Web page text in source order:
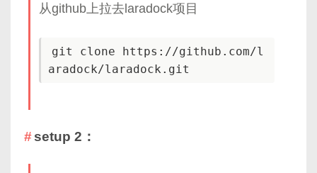
从github上拉去laradock项目
git clone https://github.com/l
setup 2：